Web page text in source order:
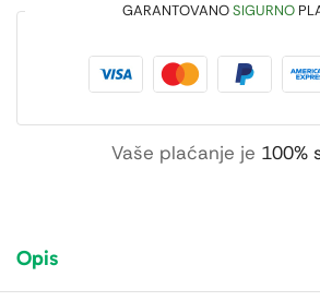
GARANTOVANOSIGURNO
Vaše plaćanje je 100%
Opis